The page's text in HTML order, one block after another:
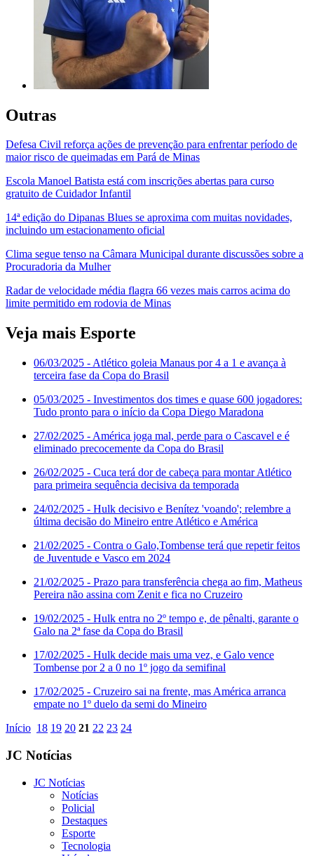
Outras
Defesa Civil reforça ações de prevenção para enfrentar período de
maior risco de queimadas em Pará de Minas
Escola Manoel Batista está com inscrições abertas para curso
gratuito de Cuidador Infantil
14ª edição do Dipanas Blues se aproxima com muitas novidades,
incluindo um estacionamento oficial
Clima segue tenso na Câmara Municipal durante discussões sobre a
Procuradoria da Mulher
Radar de velocidade média flagra 66 vezes mais carros acima do
limite permitido em rodovia de Minas
Veja mais Esporte
06/03/2025 - Atlético goleia Manaus por 4 a 1 e avança à
terceira fase da Copa do Brasil
05/03/2025 - Investimentos dos times e quase 600 jogadores:
Tudo pronto para o início da Copa Diego Maradona
27/02/2025 - América joga mal, perde para o Cascavel e é
eliminado precocemente da Copa do Brasil
26/02/2025 - Cuca terá dor de cabeça para montar Atlético
para primeira sequência decisiva da temporada
24/02/2025 - Hulk decisivo e Benítez 'voando'; relembre a
última decisão do Mineiro entre Atlético e América
21/02/2025 - Contra o Galo,Tombense terá que repetir feitos
de Juventude e Vasco em 2024
21/02/2025 - Prazo para transferência chega ao fim, Matheus
Pereira não assina com Zenit e fica no Cruzeiro
19/02/2025 - Hulk entra no 2º tempo e, de pênalti, garante o
Galo na 2ª fase da Copa do Brasil
17/02/2025 - Hulk decide mais uma vez, e Galo vence
Tombense por 2 a 0 no 1º jogo da semifinal
17/02/2025 - Cruzeiro sai na frente, mas América arranca
empate no 1º duelo da semi do Mineiro
Início 18 19 20 21 22 23 24
JC Notícias
JC Notícias
Notícias
Policial
Destaques
Esporte
Tecnologia